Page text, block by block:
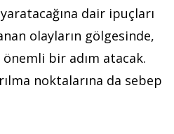
dair ipuçları
olayların gölgesinde,
bir adım atacak.
noktalarına da sebep